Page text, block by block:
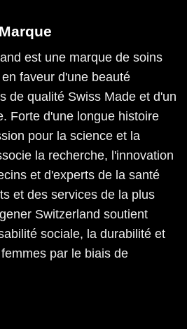
est une marque de soins
faveur d'une beauté
de qualité Swiss Made et d'un
Forte d'une longue histoire
pour la science et la
la recherche, l'innovation
et d'experts de la santé
et des services de la plus
Switzerland soutient
sociale, la durabilité et
par le biais de